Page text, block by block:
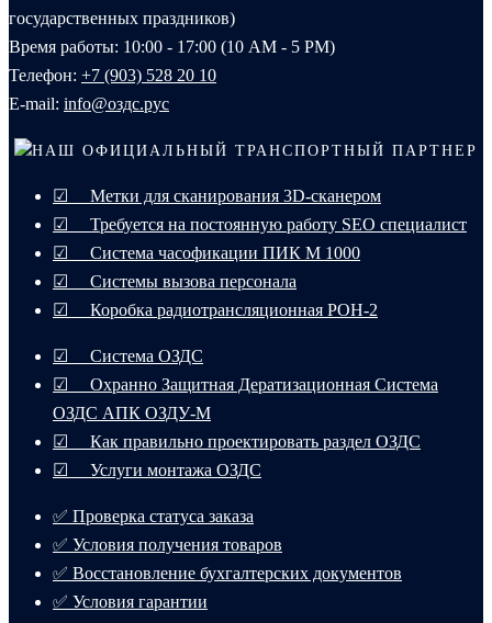
государственных праздников)
Время работы: 10:00 - 17:00 (10 AM - 5 PM)
Телефон: +7 (903) 528 20 10‬
E-mail: info@оздс.рус
НАШ ОФИЦИАЛЬНЫЙ ТРАНСПОРТНЫЙ ПАРТНЕР
☑ Метки для сканирования 3D-сканером
☑ Требуется на постоянную работу SEO специалист
☑ Система часофикации ПИК М 1000
☑ Системы вызова персонала
☑ Коробка радиотрансляционная РОН-2
☑ Система ОЗДС
☑ Охранно Защитная Дератизационная Система
ОЗДС АПК ОЗДУ-М
☑ Как правильно проектировать раздел ОЗДС
☑ Услуги монтажа ОЗДС
✅ Проверка статуса заказа
✅ Условия получения товаров
✅ Восстановление бухгалтерских документов
✅ Условия гарантии